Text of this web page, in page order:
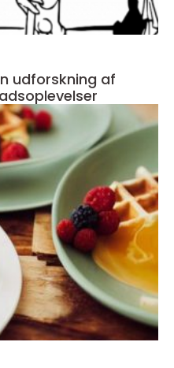
udforskning af